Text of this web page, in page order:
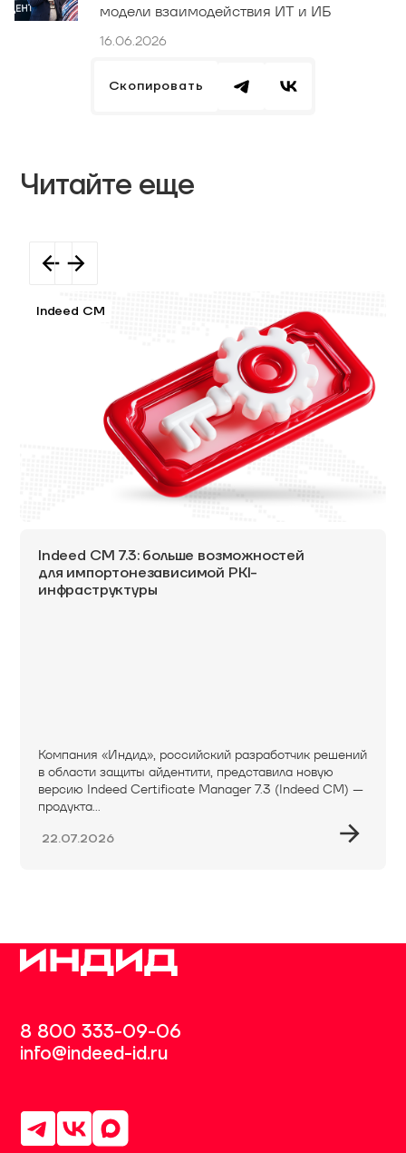
модели взаимодействия ИТ и ИБ
16.06.2026
Скопировать
Читайте еще
Indeed CM
Indeed CM 7.3: больше возможностей
для импортонезависимой PKI-
инфраструктуры
Компания «Индид», российский разработчик решений
в области защиты айдентити, представила новую
версию Indeed Certificate Manager 7.3 (Indeed CM) —
продукта...
22.07.2026
8 800 333-09-06
info@indeed-id.ru